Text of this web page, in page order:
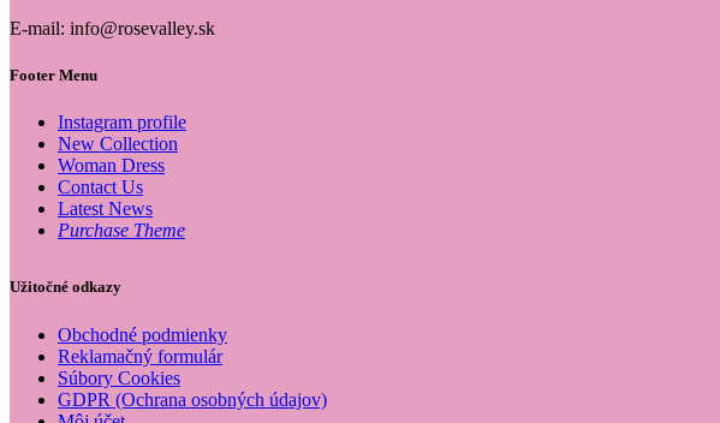
E-mail: info@rosevalley.sk
Footer Menu
Instagram profile
New Collection
Woman Dress
Contact Us
Latest News
Purchase Theme
Užitočné odkazy
Obchodné podmienky
Reklamačný formulár
Súbory Cookies
GDPR (Ochrana osobných údajov)